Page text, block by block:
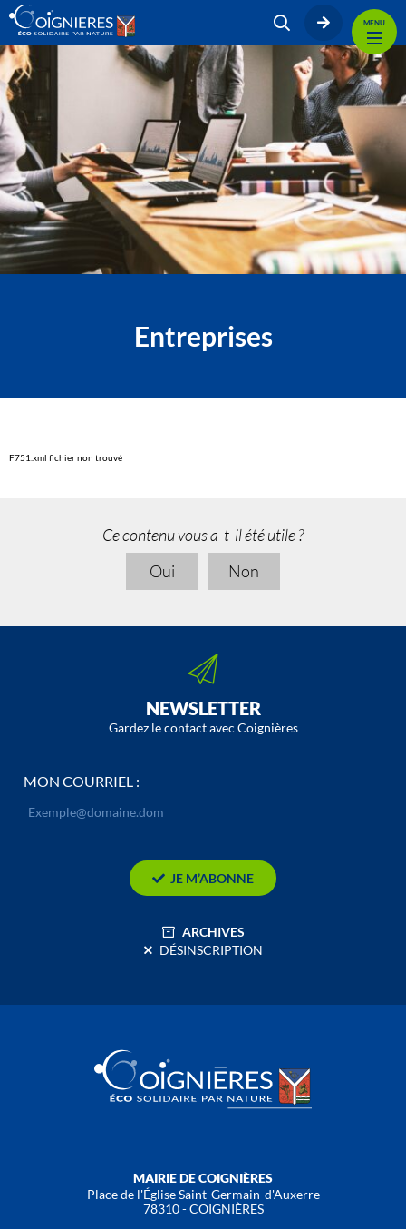
MENU
Entreprises
F751.xml fichier non trouvé
Ce contenu vous a-t-il été utile ?
Oui
Non
NEWSLETTER
Gardez le contact avec Coignières
MON COURRIEL :
JE M’ABONNE
ARCHIVES
DÉSINSCRIPTION
MAIRIE DE COIGNIÈRES
Place de l'Église Saint-Germain-d'Auxerre
78310 - COIGNIÈRES